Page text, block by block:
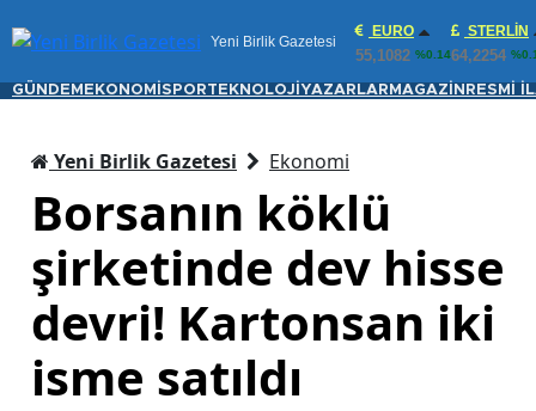
Yeni Birlik Gazetesi
EURO
55,1082 %0.14
STERLIN
64,2254
GÜNDEM EKONOMİ SPORTEKNOLOJİ YAZARLAR MAGAZİN RESMİ
Yeni Birlik Gazetesi Ekonomi
Borsanın köklü
şirketinde dev hisse
devri! Kartonsan iki
isme satıldı